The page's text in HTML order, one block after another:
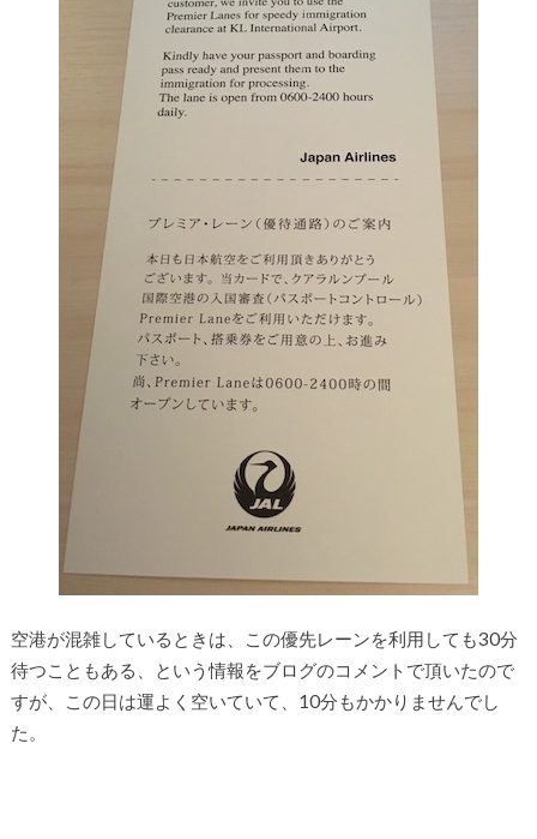
空港が混雑しているときは、この優先レーンを利用しても30分
待つこともある、という情報をブログのコメントで頂いたので
すが、この日は運よく空いていて、10分もかかりませんでし
た。